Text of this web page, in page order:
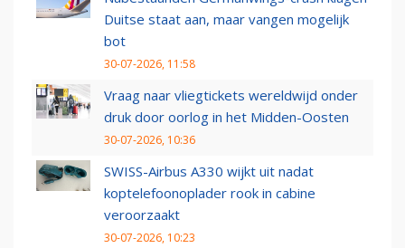
Duitse staat aan, maar vangen mogelijk
bot
30-07-2026, 11:58
Vraag naar vliegtickets wereldwijd onder
druk door oorlog in het Midden-Oosten
30-07-2026, 10:36
SWISS-Airbus A330 wijkt uit nadat
koptelefoonoplader rook in cabine
veroorzaakt
30-07-2026, 10:23